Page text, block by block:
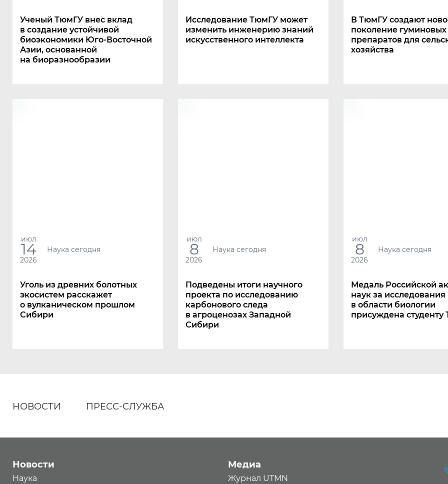
Ученый ТюмГУ внес вклад
в создание устойчивой
биоэкономики Юго-Восточной
Азии, основанной
на биоразнообразии
Исследование ТюмГУ может
изменить инженерию знаний
искусственного интеллекта
В ТюмГУ создают
поколение гуминовых
препаратов для
хозяйства
июл
14
2026
Наука сегодня
Уголь из древних болотных
экосистем расскажет
о вулканическом прошлом
Сибири
июл
8
2026
Наука сегодня
Подведены итоги научного
проекта по исследованию
карбонового следа
в агроценозах Западной
Сибири
июл
8
2026
Наука сегодня
Медаль Российской
наук за исследования
в области биологии
присуждена
НОВОСТИ ПРЕСС-СЛУЖБА
Новости
Наука
Медиа
Журнал UTMN